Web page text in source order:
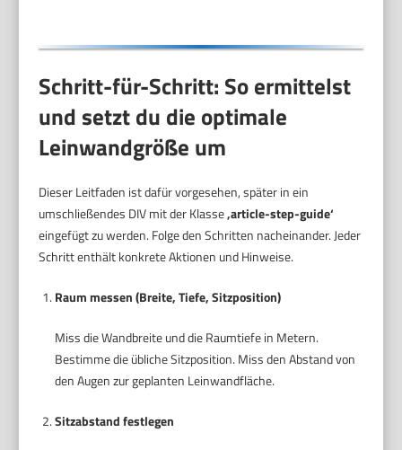
Schritt-für-Schritt: So ermittelst
und setzt du die optimale
Leinwandgröße um
Dieser Leitfaden ist dafür vorgesehen, später in ein
umschließendes DIV mit der Klasse‚article-step-guide‘
eingefügt zu werden. Folge den Schritten nacheinander. Jeder
Schritt enthält konkrete Aktionen und Hinweise.
Raum messen (Breite, Tiefe, Sitzposition)
Miss die Wandbreite und die Raumtiefe in Metern.
Bestimme die übliche Sitzposition. Miss den Abstand von
den Augen zur geplanten Leinwandfläche.
Sitzabstand festlegen